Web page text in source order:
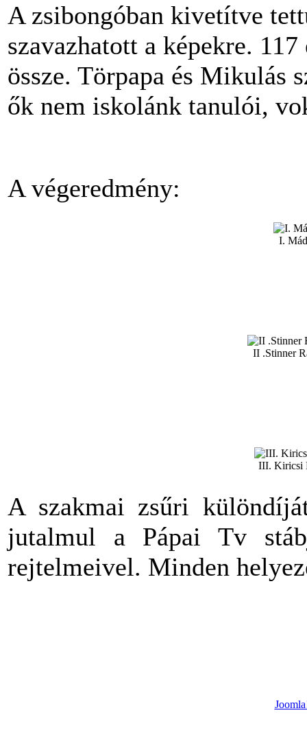
A zsibongóban kivetítve
szavazhatott a képekre.
össze. Törpapa és Mikulás
ők nem iskolánk tanulói,
A végeredmény:
I.
II .Stinner
III. Kiricsi
A szakmai zsűri
jutalmul a Pápai Tv
rejtelmeivel. Minden